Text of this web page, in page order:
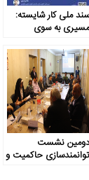
سند ملی کار شایسته:
مسیری به سوی
دومین نشست
توانمندسازی حاکمیت و